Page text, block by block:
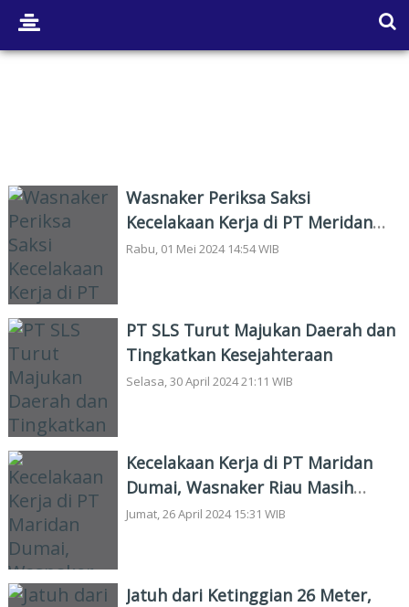
Wasnaker Periksa Saksi
Kecelakaan Kerja di PT Meridan
Dumai
Rabu, 01 Mei 2024 14:54 WIB
PT SLS Turut Majukan Daerah dan
Tingkatkan Kesejahteraan
Selasa, 30 April 2024 21:11 WIB
Kecelakaan Kerja di PT Maridan
Dumai, Wasnaker Riau Masih
Lakukan Pemeriksaan
Jumat, 26 April 2024 15:31 WIB
Jatuh dari Ketinggian 26 Meter,